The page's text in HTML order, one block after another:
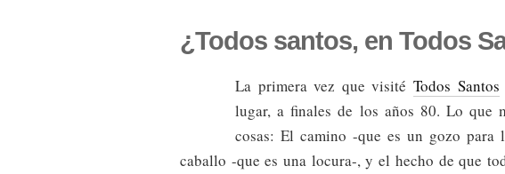
¿Todos santos, en Todos
La primera vez que visité Todos Santos
lugar, a finales de los años 80. Lo que
cosas: El camino -que es un gozo para
caballo -que es una locura-, y el hecho de que